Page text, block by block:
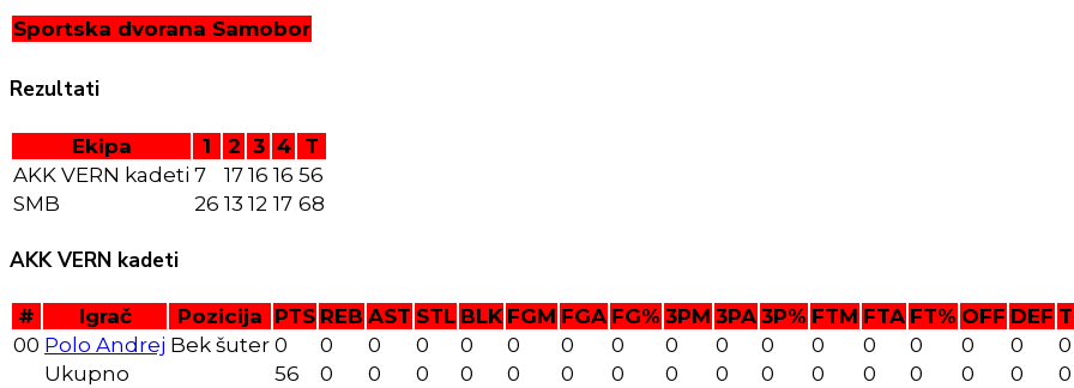
Sportska dvorana Samobor
Rezultati
Ekipa 1 2 3 4
T
AKK VERN kadeti 7 17 16 16 56
SMB
26 13 12 17 68
AKK VERN kadeti
# Igrač Pozicija PTS REB AST STL BLK FGM FGA FG% 3PM 3PA 3P% FTM FTA FT% OFF DEF
00 Polo Andrej Bek šuter 0 0 0 0 0 0 0 0 0 0 0 0 0 0 0 0 0
Ukupno
56 0 0 0 0 0 0 0 0 0 0 0 0 0 0 0 0